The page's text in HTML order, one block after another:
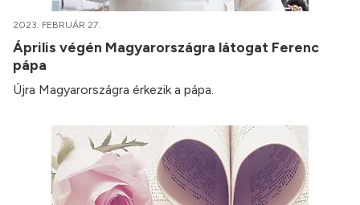
2023. FEBRUÁR 27.
Április végén Magyarországra látogat Ferenc
pápa
Újra Magyarországra érkezik a pápa.